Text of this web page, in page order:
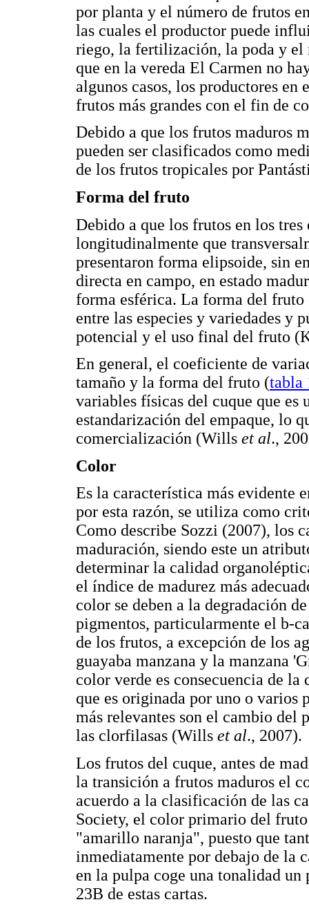
por planta y el número de frutos
las cuales el productor puede
riego, la fertilización, la poda y el
que en la vereda El Carmen no
algunos casos, los productores en
frutos más grandes con el fin de
Debido a que los frutos maduros
pueden ser clasificados como
de los frutos tropicales por
Forma del fruto
Debido a que los frutos en los
longitudinalmente que
presentaron forma elipsoide, sin
directa en campo, en estado
forma esférica. La forma del
entre las especies y variedades y
potencial y el uso final del fruto
En general, el coeficiente de
tamaño y la forma del fruto (tabla
variables físicas del cuque que es
estandarización del empaque, lo
comercialización (Wills et al.,
Color
Es la característica más evidente
por esta razón, se utiliza como
Como describe Sozzi (2007), los
maduración, siendo este un
determinar la calidad
el índice de madurez más
color se deben a la degradación
pigmentos, particularmente el b-
de los frutos, a excepción de los
guayaba manzana y la manzana
color verde es consecuencia de
que es originada por uno o varios
más relevantes son el cambio del
las clorfilasas (Wills et al., 2007).
Los frutos del cuque, antes de
la transición a frutos maduros el
acuerdo a la clasificación de las
Society, el color primario del
"amarillo naranja", puesto que
inmediatamente por debajo de la
en la pulpa coge una tonalidad un
23B de estas cartas.